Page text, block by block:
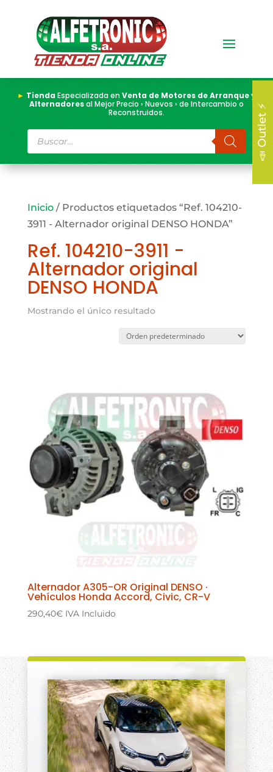
► TiendaEspecializada enVenta de Motores de Arranque y
Alternadoresal Mejor Precio › Nuevos › de Intercambio o
Reconstruidos.
Búsqueda
de
productos
Inicio/ Productos etiquetados “Ref. 104210-
3911 - Alternador original DENSO HONDA”
Ref. 104210-3911 -
Alternador original
DENSO HONDA
Mostrando el único resultado
Alternador A305-OR Original DENSO ·
Vehículos Honda Accord, Civic, CR-V
290,40€ IVA Incluido
📣 Outlet ⚡